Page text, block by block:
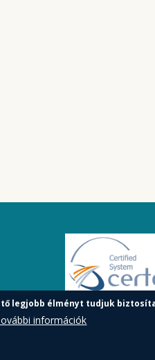
legjobb élményt tudjuk
információk